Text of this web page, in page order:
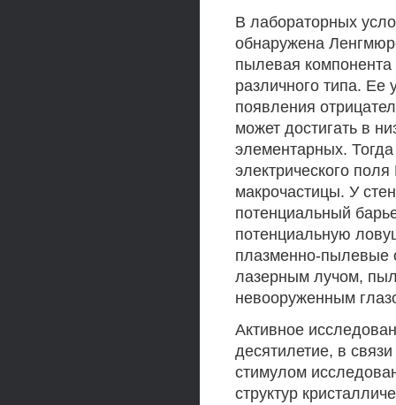
В лабораторных
обнаружена
пылевая компонента
различного типа. Ее
появления
может достигать в
элементарных.
электрического
макрочастицы. У
потенциальный
потенциальную
плазменно-пылевые
лазерным лучом,
невооруженным
Активное
десятилетие, в
стимулом
структур